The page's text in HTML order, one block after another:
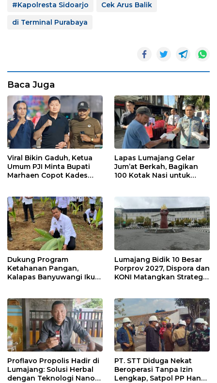
#Kapolresta Sidoarjo
Cek Arus Balik
di Terminal Purabaya
Baca Juga
Viral Bikin Gaduh, Ketua
Umum PJI Minta Bupati
Marhaen Copot Kades
Lapas Lumajang Gelar
Jum’at Berkah, Bagikan
100 Kotak Nasi untuk
Dukung Program
Ketahanan Pangan,
Kalapas Banyuwangi Ikuti
Ngajum
Lumajang Bidik 10 Besar
Porprov 2027, Dispora dan
KONI Matangkan Strategi
Proflavo Propolis Hadir di
Lumajang: Solusi Herbal
dengan Teknologi Nano
PT. STT Diduga Nekat
Beroperasi Tanpa Izin
Lengkap, Satpol PP Hanya